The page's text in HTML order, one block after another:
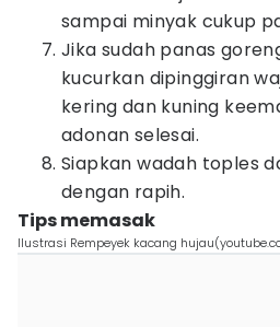
sampai minyak cukup
Jika sudah panas
kucurkan dipinggiran
kering dan kuning
adonan selesai.
Siapkan wadah toples
dengan rapih.
Tips memasak
Ilustrasi Rempeyek kacang